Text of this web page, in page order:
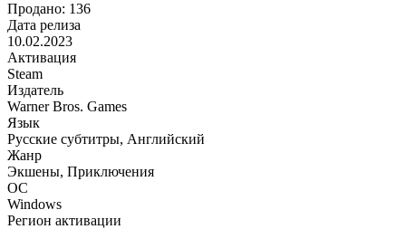
Продано: 136
Дата релиза
10.02.2023
Активация
Steam
Издатель
Warner Bros. Games
Язык
Русские субтитры, Английский
Жанр
Экшены, Приключения
ОС
Windows
Регион активации